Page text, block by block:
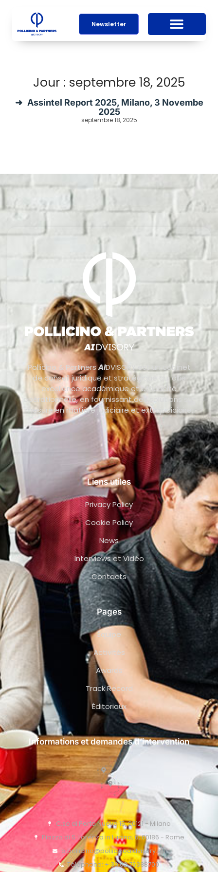
Newsletter
Jour : septembre 18, 2025
Assintel Report 2025, Milano, 3 Novembe
2025
septembre 18, 2025
Pollicino & PartnersAIDVISORY est un cabinet
de conseil juridique et stratégique qui allie
excellence académique et efficacité
opérationnelle, en fournissant des solutions sur
mesure en matière judiciaire et extrajudiciaire.
Liens utiles
Privacy Policy
Cookie Policy
News
Interviews et Vidéo
Contacts
Pages
Équipe
Activités
Awards
Track Record
Éditoriaux
Informations et demandes d’intervention
C.so di Porta Nuova 15, 20121 - Milano
Piazza di S. Lorenzo in Lucina, 6, 00186 - Rome
o.pollicino@pollicinoaidvisory.eu
Téléphone: + 39 02 76388700